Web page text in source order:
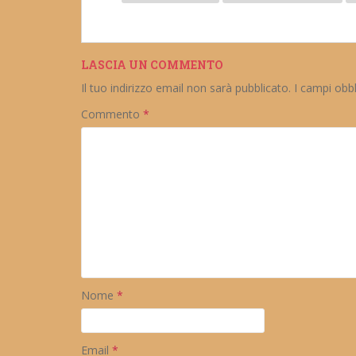
LASCIA UN COMMENTO
Il tuo indirizzo email non sarà pubblicato. I campi
Commento *
Nome *
Email *